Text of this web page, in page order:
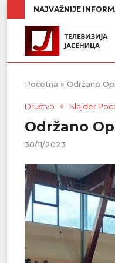
NAJVAŽNIJE
Početna » Održano
Društvo Slajder
Održano
30/11/2023